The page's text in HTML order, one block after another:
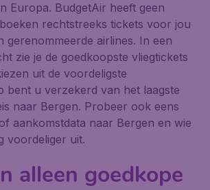
Europa. BudgetAir heeft geen
rechtstreeks tickets voor jou
gerenommeerde airlines. In een
zie je de goedkoopste vliegtickets
uit de voordeligste
bent u verzekerd van het laagste
naar Bergen. Probeer ook eens
aankomstdata naar Bergen en wie
voordeliger uit.
alleen goedkope